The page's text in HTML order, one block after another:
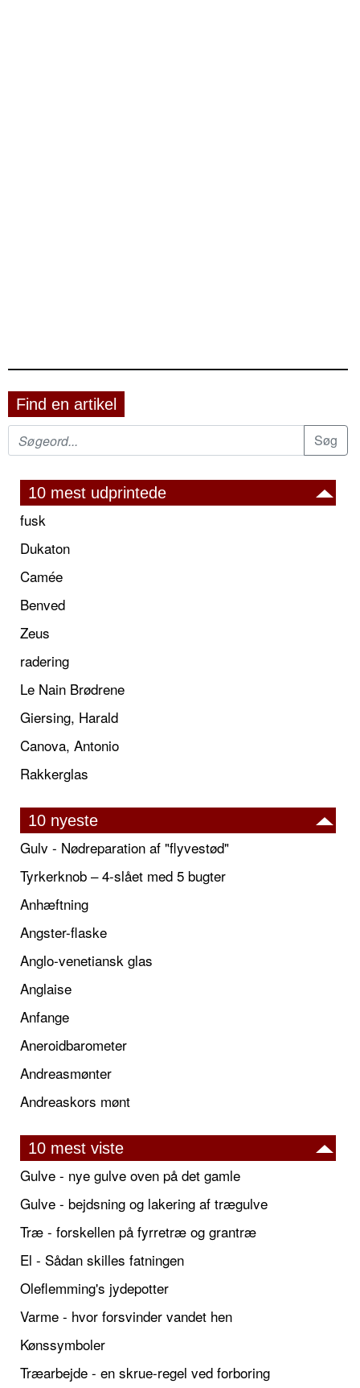
Find en artikel
10 mest udprintede
fusk
Dukaton
Camée
Benved
Zeus
radering
Le Nain Brødrene
Giersing, Harald
Canova, Antonio
Rakkerglas
10 nyeste
Gulv - Nødreparation af "flyvestød"
Tyrkerknob – 4-slået med 5 bugter
Anhæftning
Angster-flaske
Anglo-venetiansk glas
Anglaise
Anfange
Aneroidbarometer
Andreasmønter
Andreaskors mønt
10 mest viste
Gulve - nye gulve oven på det gamle
Gulve - bejdsning og lakering af trægulve
Træ - forskellen på fyrretræ og grantræ
El - Sådan skilles fatningen
Oleflemming's jydepotter
Varme - hvor forsvinder vandet hen
Kønssymboler
Træarbejde - en skrue-regel ved forboring